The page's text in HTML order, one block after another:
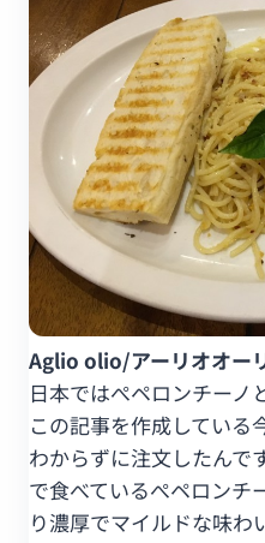
Aglio olio/アーリオオー
日本ではぺペロンチーノ
この記事を作成している
わからずに注文したんで
で食べているぺペロンチ
り濃厚でマイルドな味わ